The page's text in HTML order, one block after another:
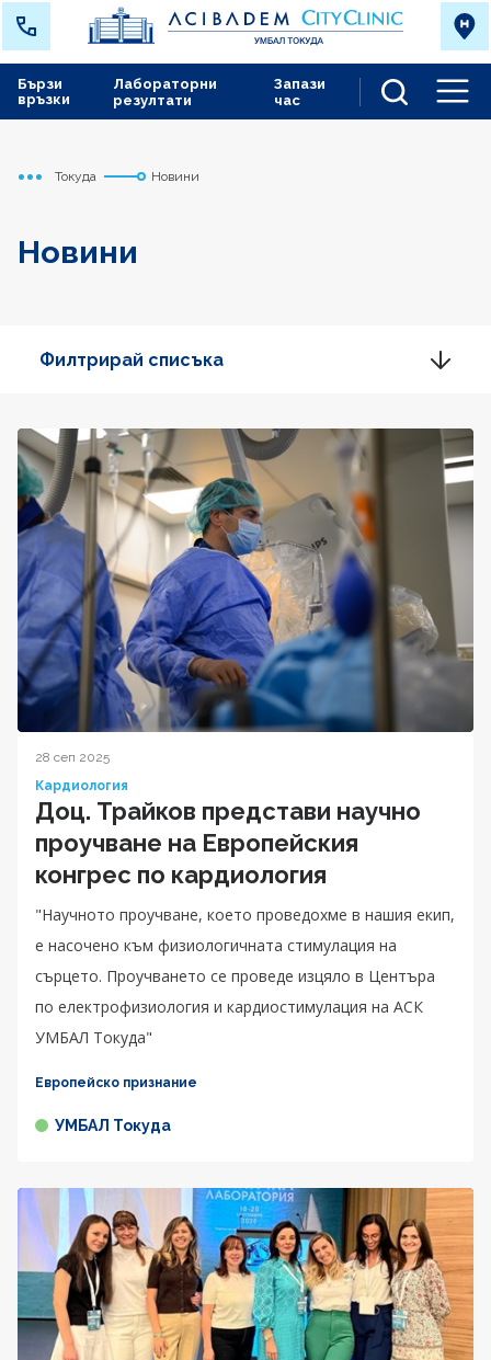
Лабораторни
резултати
Запази
час
Бързи
връзки
Начало
Токуда Новини
Новини
Филтрирай списъка
28 сеп 2025
Кардиология
Доц. Трайков представи научно
проучване на Европейския
конгрес по кардиология
"Научното проучване, което проведохме в нашия екип,
е насочено към физиологичната стимулация на
сърцето. Проучването се проведе изцяло в Центъра
по електрофизиология и кардиостимулация на АСК
УМБАЛ Токуда"
Европейско признание
УМБАЛ Токуда